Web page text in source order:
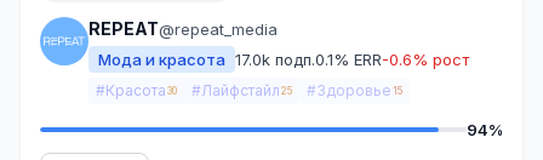
REPEAT@repeat_media
Мода и красота 17.0k подп.0.1% ERR-0.6% рост
#Красота 30 #Лайфстайл 25 #Здоровье 15
94%